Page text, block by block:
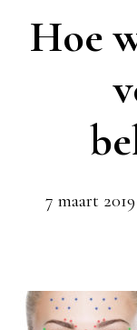
Hoe
7 maart 2019